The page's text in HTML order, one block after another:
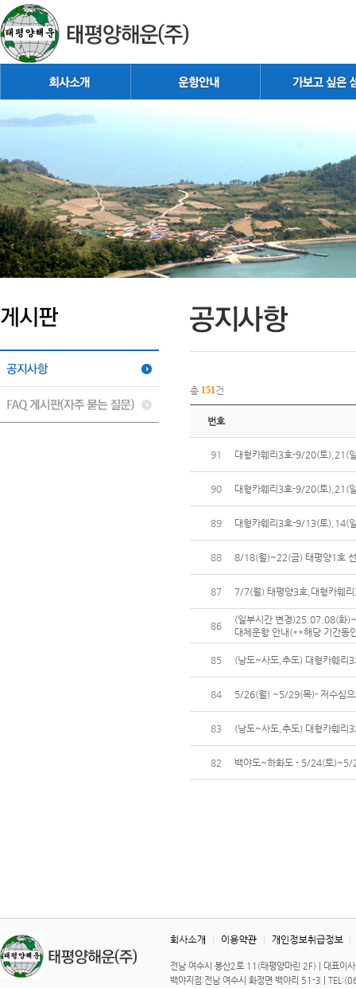
총 151건
번호
91 대형카훼리3호-9/20(토),21(
90 대형카훼리3호-9/20(토),21(
89 대형카훼리3호-9/13(토),14(
88 8/18(월)~22(금) 태평양1호
87 7/7(월) 태평양3호,대형카훼
86
(일부시간 변경)25.07.08(화
대체운항 안내(**해당 기간동
85 (낭도~사도,추도) 대형카훼
84 5/26(월) ~5/29(목)- 저수심으
83 (낭도~사도,추도) 대형카훼
82 백야도~하화도 - 5/24(토)~5/
전남 여수시 봉산2로 11(태평양마린 2F) | 대표
백야지점:전남 여수시 화정면 백야리 51-3 |